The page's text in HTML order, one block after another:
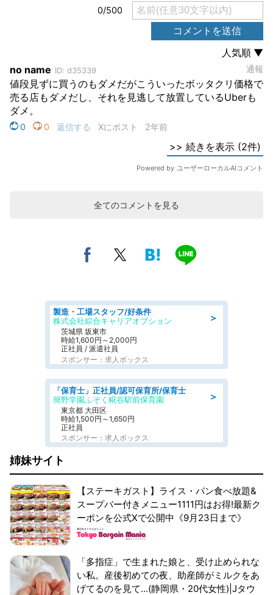
全てのコメントを見る
＞
製造・工場スタッフ/好条件
株式会社綜合キャリアオプション
茨城県 坂東市
時給1,600円～2,000円
正社員 / 派遣社員
スポンサー：求人ボックス
＞
「保育士」正社員/認可保育所/保育士
簡野学園ふぞく糀谷駅前保育園
東京都 大田区
時給1,500円～1,650円
正社員
スポンサー：求人ボックス
姉妹サイト
【ステーキガスト】ライス・パン食べ放題&
スープバー付きメニュー1111円はお得!最新ク
ーポンを公式Xで公開中《9月23日まで》
「多指症」で生まれた娘と、受け止められな
い私。産後初めての夜、助産師がミルクをあ
げてるのを見て...(静岡県・20代女性)|Jタウ